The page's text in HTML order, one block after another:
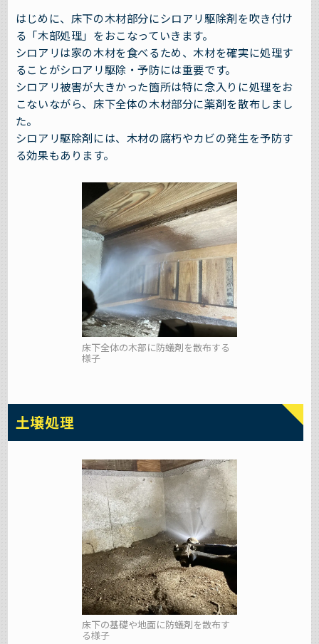
はじめに、床下の木材部分にシロアリ駆除剤を吹き付け
る「木部処理」をおこなっていきます。
シロアリは家の木材を食べるため、木材を確実に処理す
ることがシロアリ駆除・予防には重要です。
シロアリ被害が大きかった箇所は特に念入りに処理をお
こないながら、床下全体の木材部分に薬剤を散布しまし
た。
シロアリ駆除剤には、木材の腐朽やカビの発生を予防す
る効果もあります。
床下全体の木部に防蟻剤を散布する
様子
土壌処理
床下の基礎や地面に防蟻剤を散布す
る様子